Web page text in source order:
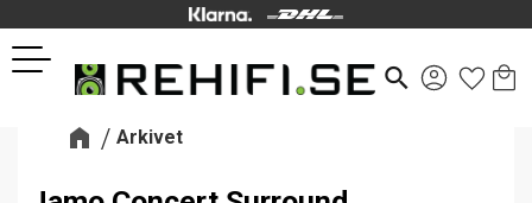
Meny
search
Arkivet